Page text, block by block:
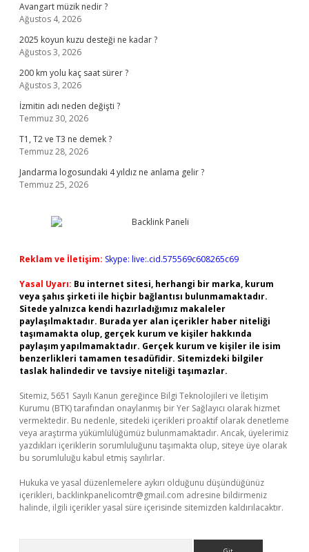
Avangart müzik nedir ?
Ağustos 4, 2026
2025 koyun kuzu desteği ne kadar ?
Ağustos 3, 2026
200 km yolu kaç saat sürer ?
Ağustos 3, 2026
İzmitin adı neden değişti ?
Temmuz 30, 2026
T1, T2 ve T3 ne demek ?
Temmuz 28, 2026
Jandarma logosundaki 4 yıldız ne anlama gelir ?
Temmuz 25, 2026
Reklam ve İletişim: Skype: live:.cid.575569c608265c69
Yasal Uyarı: Bu internet sitesi, herhangi bir marka, kurum
veya şahıs şirketi ile hiçbir bağlantısı bulunmamaktadır.
Sitede yalnızca kendi hazırladığımız makaleler
paylaşılmaktadır. Burada yer alan içerikler haber niteliği
taşımamakta olup, gerçek kurum ve kişiler hakkında
paylaşım yapılmamaktadır. Gerçek kurum ve kişiler ile isim
benzerlikleri tamamen tesadüfidir. Sitemizdeki bilgiler
taslak halindedir ve tavsiye niteliği taşımazlar.
Sitemiz, 5651 Sayılı Kanun gereğince Bilgi Teknolojileri ve İletişim
Kurumu (BTK) tarafından onaylanmış bir Yer Sağlayıcı olarak hizmet
vermektedir. Bu nedenle, sitedeki içerikleri proaktif olarak denetleme
veya araştırma yükümlülüğümüz bulunmamaktadır. Ancak, üyelerimiz
yazdıkları içeriklerin sorumluluğunu taşımakta olup, siteye üye olarak
bu sorumluluğu kabul etmiş sayılırlar.
Hukuka ve yasal düzenlemelere aykırı olduğunu düşündüğünüz
içerikleri, backlinkpanelicomtr@gmail.com adresine bildirmeniz
halinde, ilgili içerikler yasal süre içerisinde sitemizden kaldırılacaktır.